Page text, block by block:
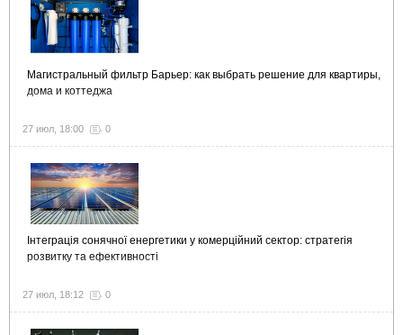
Магистральный фильтр Барьер: как выбрать решение для квартиры,
дома и коттеджа
27 июл, 18:00 0
Інтеграція сонячної енергетики у комерційний сектор: стратегія
розвитку та ефективності
27 июл, 18:12 0